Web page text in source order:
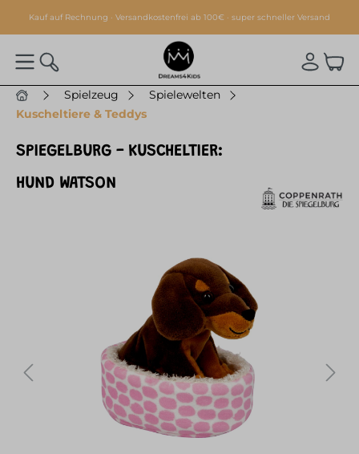
springen
Kauf auf Rechnung · Versandkostenfrei ab 100€ · super schneller Versand
Spielzeug
Spielewelten
Kuscheltiere & Teddys
SPIEGELBURG - KUSCHELTIER:
HUND WATSON
Bildergalerie überspringen